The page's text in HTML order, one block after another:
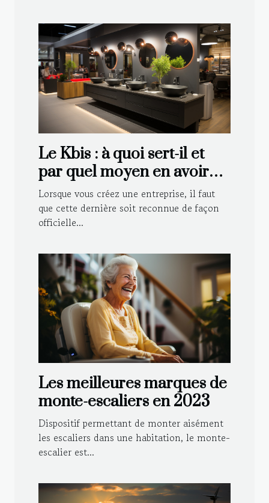
Le Kbis : à quoi sert-il et
par quel moyen en avoir
pour sa société ?
Lorsque vous créez une entreprise, il faut
que cette dernière soit reconnue de façon
officielle...
Les meilleures marques de
monte-escaliers en 2023
Dispositif permettant de monter aisément
les escaliers dans une habitation, le monte-
escalier est...